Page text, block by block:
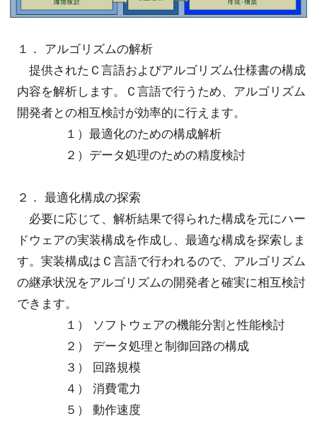
１． アルゴリズムの解析
提供されたＣ言語およびアルゴリズム仕様書の構成
内容を解析します。Ｃ言語で行うため、アルゴリズム
開発者との相互検討が効率的に行えます。
１）最適化のための構成解析
２）データ処理のための精度検討
２． 最適化構成の探索
必要に応じて、解析結果で得られた構成を元にハー
ドウェアの実装構成を作成し、最適な構成を探索しま
す。実装構成はＣ言語で行われるので、アルゴリズム
の継承状況をアルゴリズムの開発者と確実に相互検討
できます。
１） ソフトウェアの機能分割と性能検討
２） データ処理と制御回路の構成
３） 回路規模
４） 消費電力
５） 動作速度